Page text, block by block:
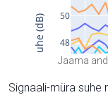
Jaama
Signaali-müra suhe